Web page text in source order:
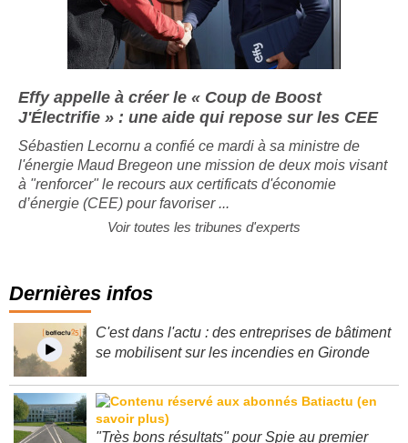
Effy appelle à créer le « Coup de Boost
J'Électrifie » : une aide qui repose sur les CEE
Sébastien Lecornu a confié ce mardi à sa ministre de
l'énergie Maud Bregeon une mission de deux mois visant
à "renforcer" le recours aux certificats d'économie
Dernières infos
C'est dans l'actu : des entreprises de bâtiment